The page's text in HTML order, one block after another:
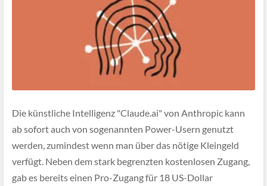
Die künstliche Intelligenz "Claude.ai" von Anthropic kann
ab sofort auch von sogenannten Power-Usern genutzt
werden, zumindest wenn man über das nötige Kleingeld
verfügt. Neben dem stark begrenzten kostenlosen Zugang,
gab es bereits einen Pro-Zugang für 18 US-Dollar